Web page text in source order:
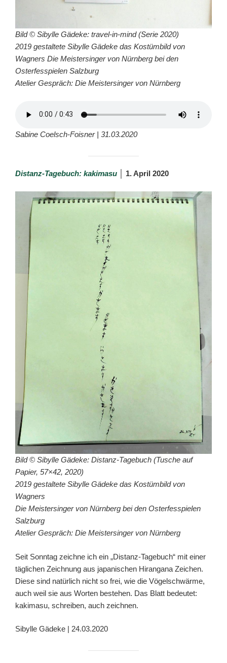
Bild © Sibylle Gädeke: travel-in-mind (Serie 2020)
2019 gestaltete Sibylle Gädeke das Kostümbild von
Wagners Die Meistersinger von Nürnberg bei den
Osterfesspielen Salzburg
Atelier Gespräch: Die Meistersinger von Nürnberg
Sabine Coelsch-Foisner | 31.03.2020
Distanz-Tagebuch: kakimasu │ 1. April 2020
Bild © Sibylle Gädeke: Distanz-Tagebuch (Tusche auf
Papier, 57×42, 2020)
2019 gestaltete Sibylle Gädeke das Kostümbild von
Wagners
Die Meistersinger von Nürnberg bei den Osterfesspielen
Salzburg
Atelier Gespräch: Die Meistersinger von Nürnberg
Seit Sonntag zeichne ich ein „Distanz-Tagebuch“ mit einer
täglichen Zeichnung aus japanischen Hirangana Zeichen.
Diese sind natürlich nicht so frei, wie die Vögelschwärme,
auch weil sie aus Worten bestehen. Das Blatt bedeutet:
kakimasu, schreiben, auch zeichnen.
Sibylle Gädeke | 24.03.2020